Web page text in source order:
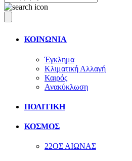
ΚΟΙΝΩΝΙΑ
Έγκλημα
Κλιματική Αλλαγή
Καιρός
Ανακύκλωση
ΠΟΛΙΤΙΚΗ
ΚΟΣΜΟΣ
22ΟΣ ΑΙΩΝΑΣ